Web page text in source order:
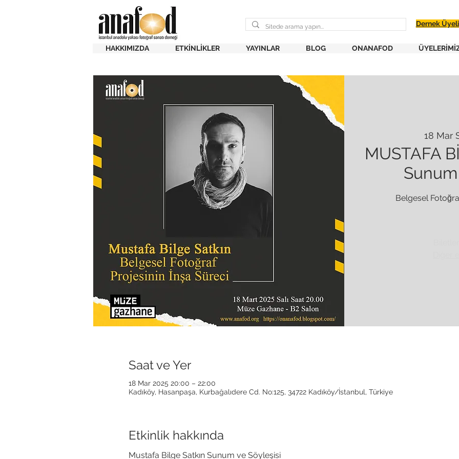
Dernek
HAKKIMIZDA ETKİNLİKLER YAYINLAR BLOG ONANAFOD
18 Mar
MUSTAFA
Belgesel
Saat ve Yer
18 Mar 2025 20:00 – 22:00
Kadıköy, Hasanpaşa, Kurbağalıdere Cd. No:125, 34722 Kadıköy/İstanbul, Türkiye
Etkinlik hakkında
Mustafa Bilge Satkın Sunum ve Söyleşisi